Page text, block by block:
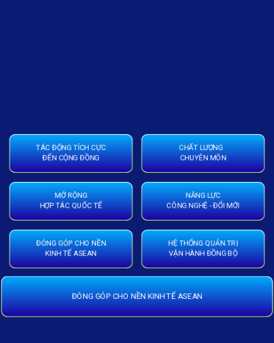
TÁC ĐỘNG TÍCH CỰC
ĐẾN CỘNG ĐỒNG
CHẤT LƯỢNG
CHUYÊN MÔN
MỞ RỘNG
HỢP TÁC QUỐC TẾ
NĂNG LỰC
CÔNG NGHỆ - ĐỔI MỚI
ĐÓNG GÓP CHO NỀN
KINH TẾ ASEAN
HỆ THỐNG QUẢN TRỊ
VẬN HÀNH ĐỒNG BỘ
ĐÓNG GÓP CHO NỀN KINH TẾ ASEAN